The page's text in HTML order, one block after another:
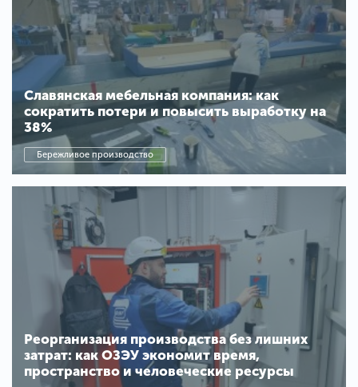
Славянская мебельная компания: как
сократить потери и повысить выработку на
38%
Бережливое производство
Реорганизация производства без лишних
затрат: как ОЗЭУ экономит время,
пространство и человеческие ресурсы